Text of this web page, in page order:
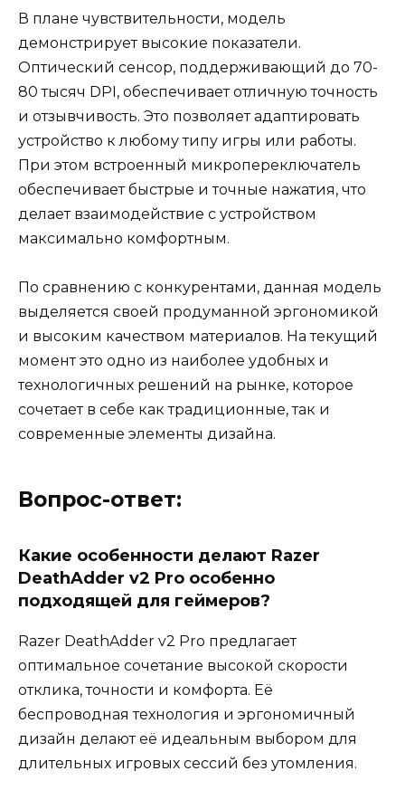
В плане чувствительности, модель
демонстрирует высокие показатели.
Оптический сенсор, поддерживающий до 70-
80 тысяч DPI, обеспечивает отличную точность
и отзывчивость. Это позволяет адаптировать
устройство к любому типу игры или работы.
При этом встроенный микропереключатель
обеспечивает быстрые и точные нажатия, что
делает взаимодействие с устройством
максимально комфортным.
По сравнению с конкурентами, данная модель
выделяется своей продуманной эргономикой
и высоким качеством материалов. На текущий
момент это одно из наиболее удобных и
технологичных решений на рынке, которое
сочетает в себе как традиционные, так и
современные элементы дизайна.
Вопрос-ответ:
Какие особенности делают Razer
DeathAdder v2 Pro особенно
подходящей для геймеров?
Razer DeathAdder v2 Pro предлагает
оптимальное сочетание высокой скорости
отклика, точности и комфорта. Её
беспроводная технология и эргономичный
дизайн делают её идеальным выбором для
длительных игровых сессий без утомления.